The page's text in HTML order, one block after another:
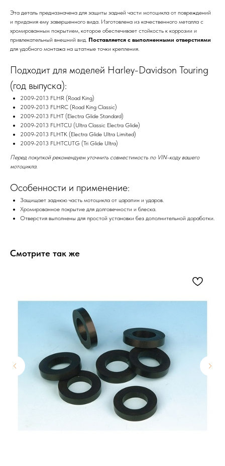
Эта деталь предназначена для защиты задней части мотоцикла от повреждений
и придания ему завершенного вида. Изготовлена из качественного металла с
хромированным покрытием, которое обеспечивает стойкость к коррозии и
привлекательный внешний вид. Поставляется с выполненными отверстиями
для удобного монтажа на штатные точки крепления.
Подходит для моделей Harley-Davidson Touring
(год выпуска):
2009-2013 FLHR (Road King)
2009-2013 FLHRC (Road King Classic)
2009-2013 FLHT (Electra Glide Standard)
2009-2013 FLHTCU (Ultra Classic Electra Glide)
2009-2013 FLHTK (Electra Glide Ultra Limited)
2009-2013 FLHTCUTG (Tri Glide Ultra)
Перед покупкой рекомендуем уточнить совместимость по VIN-коду вашего
мотоцикла.
Особенности и применение:
Защищает заднюю часть мотоцикла от царапин и ударов.
Хромированное покрытие для долговечности и блеска.
Отверстия выполнены для простой установки без дополнительной доработки.
Смотрите так же